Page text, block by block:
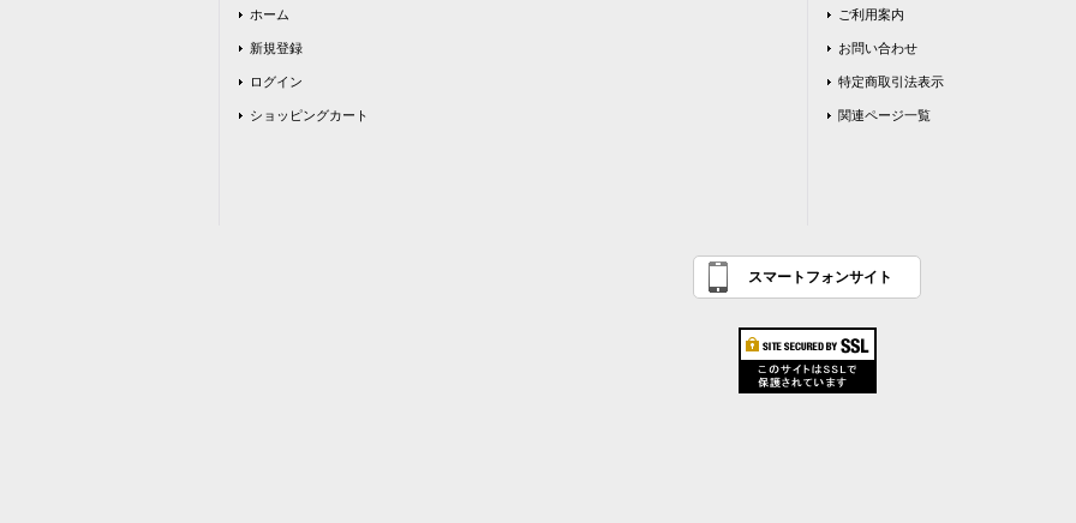
ホーム
新規登録
ログイン
ショッピングカート
ご利用案内
お問い合わせ
特定商取引法表示
関連ページ一覧
スマートフォンサイト